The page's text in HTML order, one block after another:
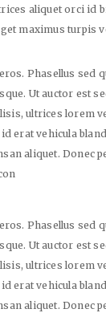
aliquet orci id
maximus turpis
Phasellus sed
Ut auctor est
ultrices lorem
erat vehicula
aliquet. Donec
Phasellus sed
Ut auctor est
ultrices lorem
erat vehicula
aliquet. Donec